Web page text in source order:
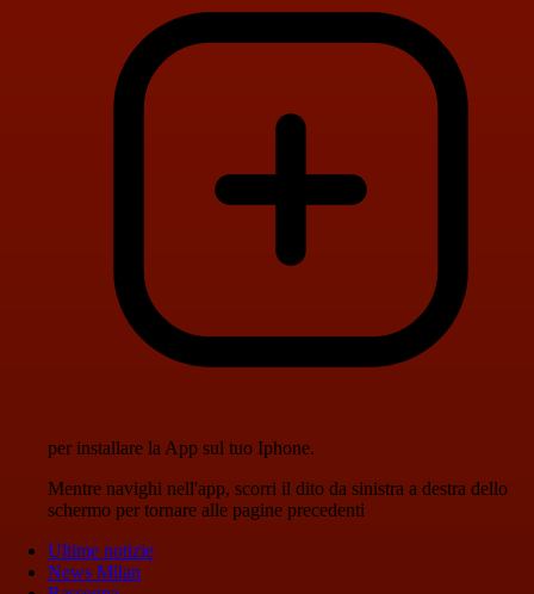
per installare la App sul tuo Iphone.
Mentre navighi nell'app, scorri il dito da sinistra a destra dello
schermo per tornare alle pagine precedenti
Ultime notizie
News Milan